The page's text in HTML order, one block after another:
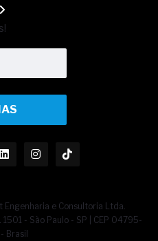
e Consultoria Ltda.
- São Paulo - SP | CEP 04795-
Brasil